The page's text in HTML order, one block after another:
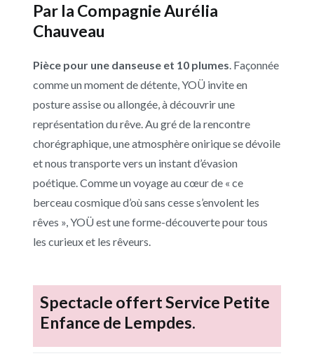
Par la Compagnie Aurélia
Chauveau
Pièce pour une danseuse et 10 plumes. Façonnée
comme un moment de détente, YOÜ invite en
posture assise ou allongée, à découvrir une
représentation du rêve. Au gré de la rencontre
chorégraphique, une atmosphère onirique se dévoile
et nous transporte vers un instant d’évasion
poétique. Comme un voyage au cœur de « ce
berceau cosmique d’où sans cesse s’envolent les
rêves », YOÜ est une forme-découverte pour tous
les curieux et les rêveurs.
Spectacle offert Service Petite
Enfance de Lempdes.